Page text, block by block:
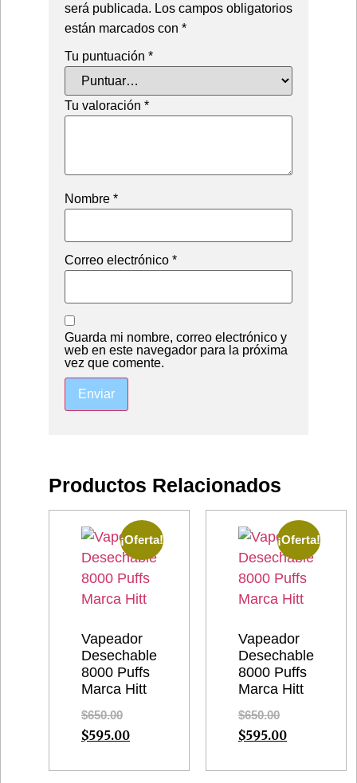
será publicada. Los campos obligatorios
están marcados con *
Tu puntuación *
Tu valoración *
Nombre *
Correo electrónico *
Guarda mi nombre, correo electrónico y
web en este navegador para la próxima
vez que comente.
Productos Relacionados
¡Oferta!
Vapeador
Desechable
8000 Puffs
Marca Hitt
$650.00
$595.00
¡Oferta!
Vapeador
Desechable
8000 Puffs
Marca Hitt
$650.00
$595.00